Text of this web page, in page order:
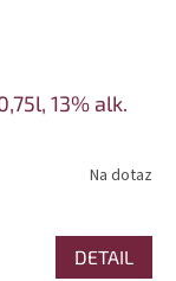
13% alk.
Na dotaz
DETAIL